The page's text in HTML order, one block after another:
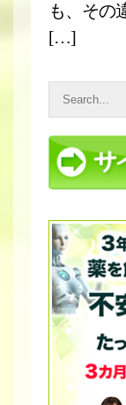
も、その
[…]